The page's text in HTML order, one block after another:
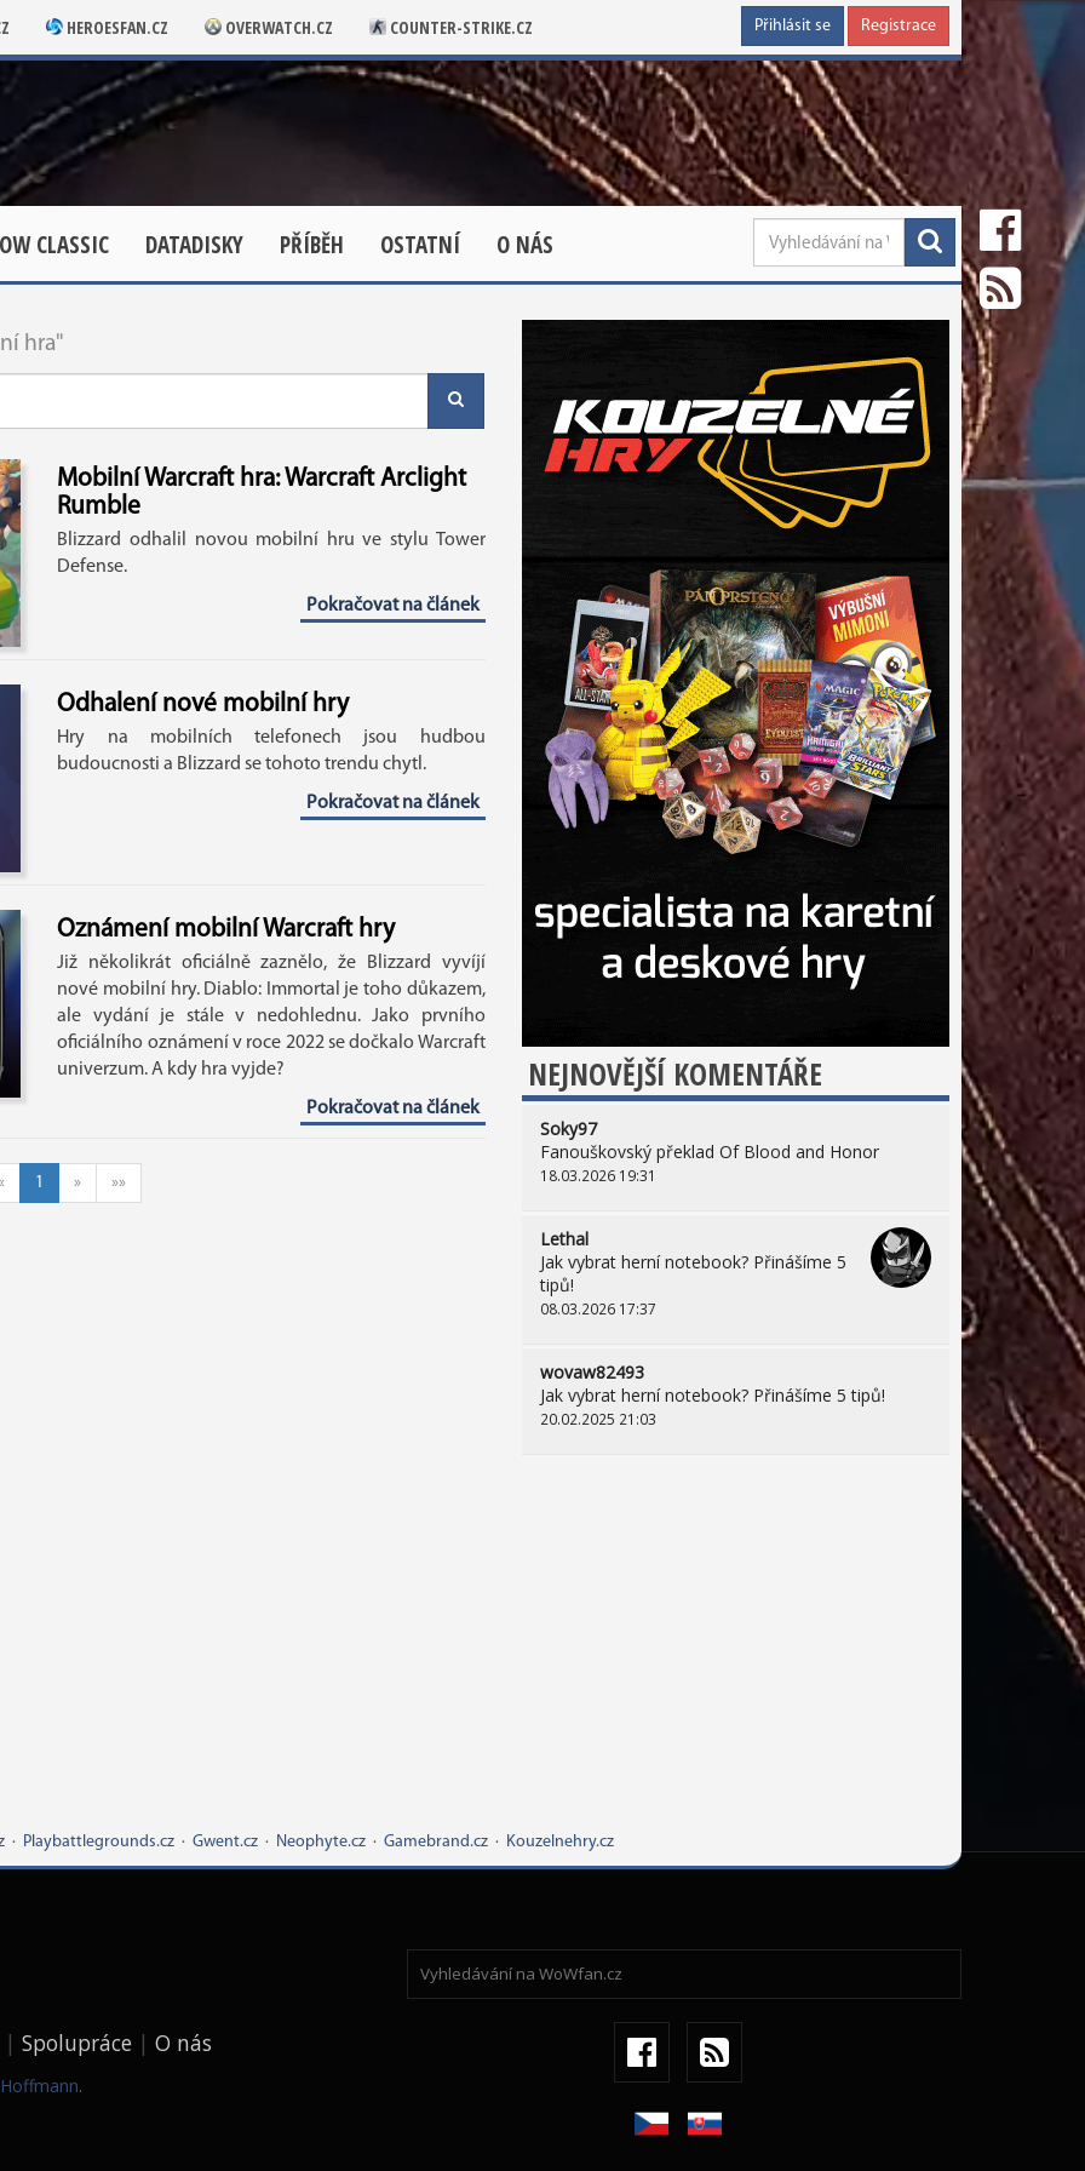
HEROESFAN.CZ OVERWATCH.CZ COUNTER-STRIKE.CZ Přihlásit se Registrace
CLASSIC DATADISKY PŘÍBĚH OSTATNÍ O NÁS
hra"
Mobilní Warcraft hra: Warcraft Arclight
Rumble
Blizzard odhalil novou mobilní hru ve stylu Tower
Defense.
Pokračovat na článek
Odhalení nové mobilní hry
Hry na mobilních telefonech jsou hudbou
budoucnosti a Blizzard se tohoto trendu chytl.
Pokračovat na článek
Oznámení mobilní Warcraft hry
Již několikrát oficiálně zaznělo, že Blizzard vyvíjí
nové mobilní hry. Diablo: Immortal je toho důkazem,
ale vydání je stále v nedohlednu. Jako prvního
oficiálního oznámení v roce 2022 se dočkalo Warcraft
univerzum. A kdy hra vyjde?
Pokračovat na článek
1 » »»
NEJNOVĚJŠÍ KOMENTÁŘE
Soky97
Fanouškovský překlad Of Blood and Honor
18.03.2026 19:31
Lethal
Jak vybrat herní notebook? Přinášíme 5
tipů!
08.03.2026 17:37
wovaw82493
Jak vybrat herní notebook? Přinášíme 5 tipů!
20.02.2025 21:03
· Playbattlegrounds.cz · Gwent.cz · Neophyte.cz · Gamebrand.cz · Kouzelnehry.cz
Spolupráce O nás
.